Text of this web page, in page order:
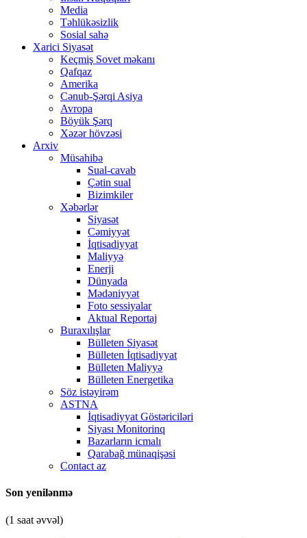
Media
Təhlükəsizlik
Sosial sahə
Xarici Siyasət
Keçmiş Sovet məkanı
Qafqaz
Amerika
Cənub-Şərqi Asiya
Avropa
Böyük Şərq
Xəzər hövzəsi
Arxiv
Müsahibə
Sual-cavab
Çətin sual
Bizimkiler
Xəbərlər
Siyasət
Cəmiyyət
İqtisadiyyat
Maliyyə
Enerji
Dünyada
Mədəniyyət
Foto sessiyalar
Aktual Reportaj
Buraxılışlar
Bülleten Siyasət
Bülleten İqtisadiyyat
Bülleten Maliyyə
Bülleten Energetika
Söz istəyirəm
ASTNA
İqtisadiyyat Göstəriciləri
Siyası Monitorinq
Bazarların icmalı
Qarabağ münaqişəsi
Contact az
Son yenilənmə
(1 saat əvvəl)